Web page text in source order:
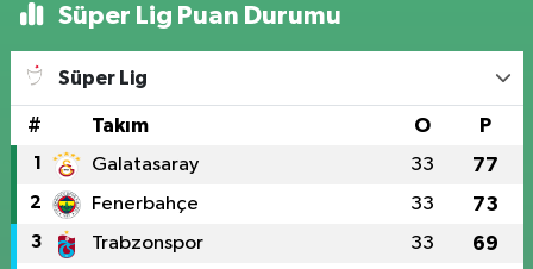
Süper Lig Puan Durumu
Süper Lig
# Takım O P
1 Galatasaray 33 77
2 Fenerbahçe 33 73
3 Trabzonspor 33 69